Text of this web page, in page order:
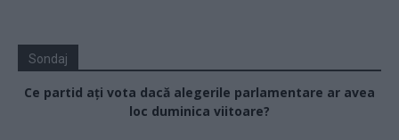
Sondaj
Ce partid ați vota dacă alegerile parlamentare ar avea
loc duminica viitoare?